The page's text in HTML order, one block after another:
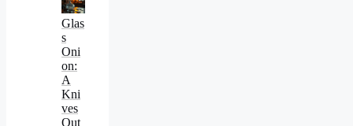
Glas
s
Oni
on:
A
Kni
ves
Out